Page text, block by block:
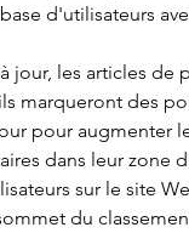
d'utilisateurs
jour, les articles de
marqueront des
pour augmenter
dans leur zone
sur le site
du